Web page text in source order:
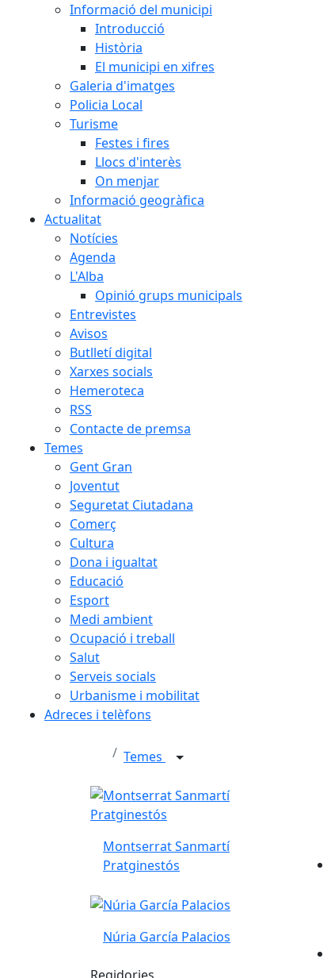
Informació del municipi
Introducció
Història
El municipi en xifres
Galeria d'imatges
Policia Local
Turisme
Festes i fires
Llocs d'interès
On menjar
Informació geogràfica
Actualitat
Notícies
Agenda
L'Alba
Opinió grups municipals
Entrevistes
Avisos
Butlletí digital
Xarxes socials
Hemeroteca
RSS
Contacte de premsa
Temes
Gent Gran
Joventut
Seguretat Ciutadana
Comerç
Cultura
Dona i igualtat
Educació
Esport
Medi ambient
Ocupació i treball
Salut
Serveis socials
Urbanisme i mobilitat
Adreces i telèfons
Temes
Montserrat Sanmartí
Pratginestós
Núria García Palacios